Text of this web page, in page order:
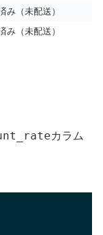
み（未配送）
み（未配送）
カラム